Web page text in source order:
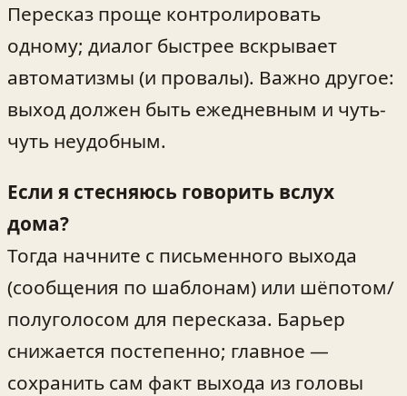
Пересказ проще контролировать
одному; диалог быстрее вскрывает
автоматизмы (и провалы). Важно другое:
выход должен быть ежедневным и чуть-
чуть неудобным.
Если я стесняюсь говорить вслух
дома?
Тогда начните с письменного выхода
(сообщения по шаблонам) или шёпотом/
полуголосом для пересказа. Барьер
снижается постепенно; главное —
сохранить сам факт выхода из головы